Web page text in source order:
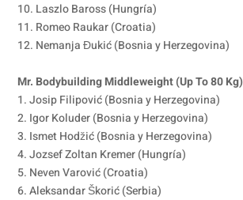
10. Laszlo Baross (Hungría)
11. Romeo Raukar (Croatia)
12. Nemanja Đukić (Bosnia y Herzegovina)
Mr. Bodybuilding Middleweight (Up To 80 Kg)
1. Josip Filipović (Bosnia y Herzegovina)
2. Igor Koluder (Bosnia y Herzegovina)
3. Ismet Hodžić (Bosnia y Herzegovina)
4. Jozsef Zoltan Kremer (Hungría)
5. Neven Varović (Croatia)
6. Aleksandar Škorić (Serbia)